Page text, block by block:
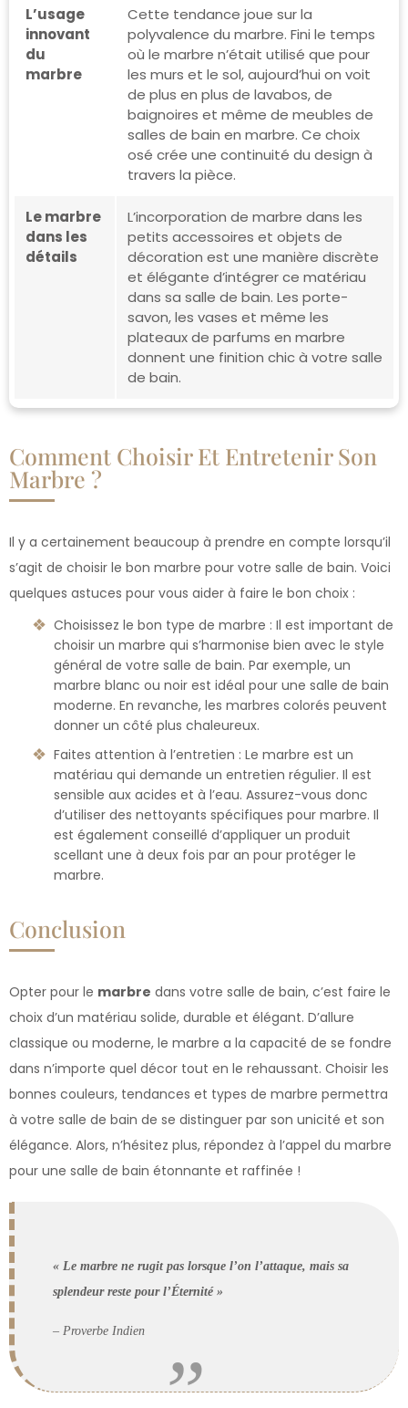
L’usage
innovant
du
marbre
Cette tendance joue sur la
polyvalence du marbre. Fini le temps
où le marbre n’était utilisé que pour
les murs et le sol, aujourd’hui on voit
de plus en plus de lavabos, de
baignoires et même de meubles de
salles de bain en marbre. Ce choix
osé crée une continuité du design à
travers la pièce.
Le marbre
dans les
détails
L’incorporation de marbre dans les
petits accessoires et objets de
décoration est une manière discrète
et élégante d’intégrer ce matériau
dans sa salle de bain. Les porte-
savon, les vases et même les
plateaux de parfums en marbre
donnent une finition chic à votre salle
de bain.
Comment Choisir Et Entretenir Son
Marbre ?
Il y a certainement beaucoup à prendre en compte lorsqu’il
s’agit de choisir le bon marbre pour votre salle de bain. Voici
quelques astuces pour vous aider à faire le bon choix :
Choisissez le bon type de marbre : Il est important de
choisir un marbre qui s’harmonise bien avec le style
général de votre salle de bain. Par exemple, un
marbre blanc ou noir est idéal pour une salle de bain
moderne. En revanche, les marbres colorés peuvent
donner un côté plus chaleureux.
Faites attention à l’entretien : Le marbre est un
matériau qui demande un entretien régulier. Il est
sensible aux acides et à l’eau. Assurez-vous donc
d’utiliser des nettoyants spécifiques pour marbre. Il
est également conseillé d’appliquer un produit
scellant une à deux fois par an pour protéger le
marbre.
Conclusion
Opter pour le marbre dans votre salle de bain, c’est faire le
choix d’un matériau solide, durable et élégant. D’allure
classique ou moderne, le marbre a la capacité de se fondre
dans n’importe quel décor tout en le rehaussant. Choisir les
bonnes couleurs, tendances et types de marbre permettra
à votre salle de bain de se distinguer par son unicité et son
élégance. Alors, n’hésitez plus, répondez à l’appel du marbre
pour une salle de bain étonnante et raffinée !
« Le marbre ne rugit pas lorsque l’on l’attaque, mais sa
splendeur reste pour l’Éternité »
– Proverbe Indien